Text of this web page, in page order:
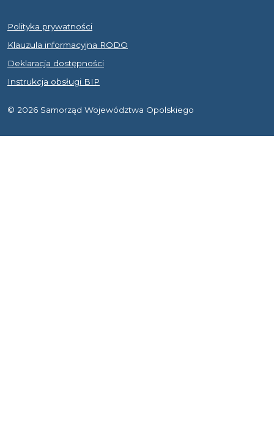
Polityka prywatności
Klauzula informacyjna RODO
Deklaracja dostępności
Instrukcja obsługi BIP
© 2026 Samorząd Województwa Opolskiego